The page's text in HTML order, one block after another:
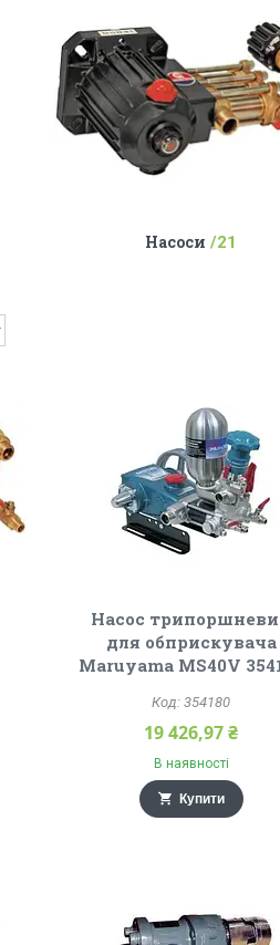
Насоси 21
Насос
для обприскувача
Maruyama MS40V
354180
19 426,97 ₴
В наявності
Купити